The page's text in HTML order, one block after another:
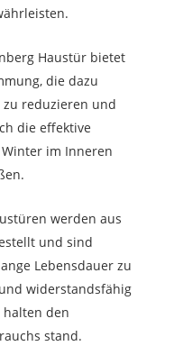
Haustür bietet
die dazu
reduzieren und
die effektive
im Inneren
werden aus
und sind
Lebensdauer zu
widerstandsfähig
den
stand.